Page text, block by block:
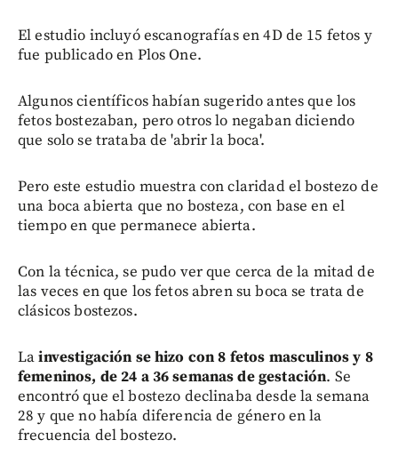
El estudio incluyó escanografías en 4D de 15 fetos y
fue publicado en Plos One.
Algunos científicos habían sugerido antes que los
fetos bostezaban, pero otros lo negaban diciendo
que solo se trataba de 'abrir la boca'.
Pero este estudio muestra con claridad el bostezo de
una boca abierta que no bosteza, con base en el
tiempo en que permanece abierta.
Con la técnica, se pudo ver que cerca de la mitad de
las veces en que los fetos abren su boca se trata de
clásicos bostezos.
Lainvestigación se hizo con 8 fetos masculinos y 8
femeninos, de 24 a 36 semanas de gestación. Se
encontró que el bostezo declinaba desde la semana
28 y que no había diferencia de género en la
frecuencia del bostezo.